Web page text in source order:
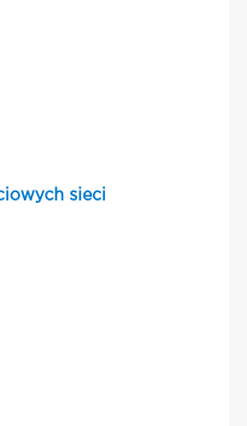
sieci